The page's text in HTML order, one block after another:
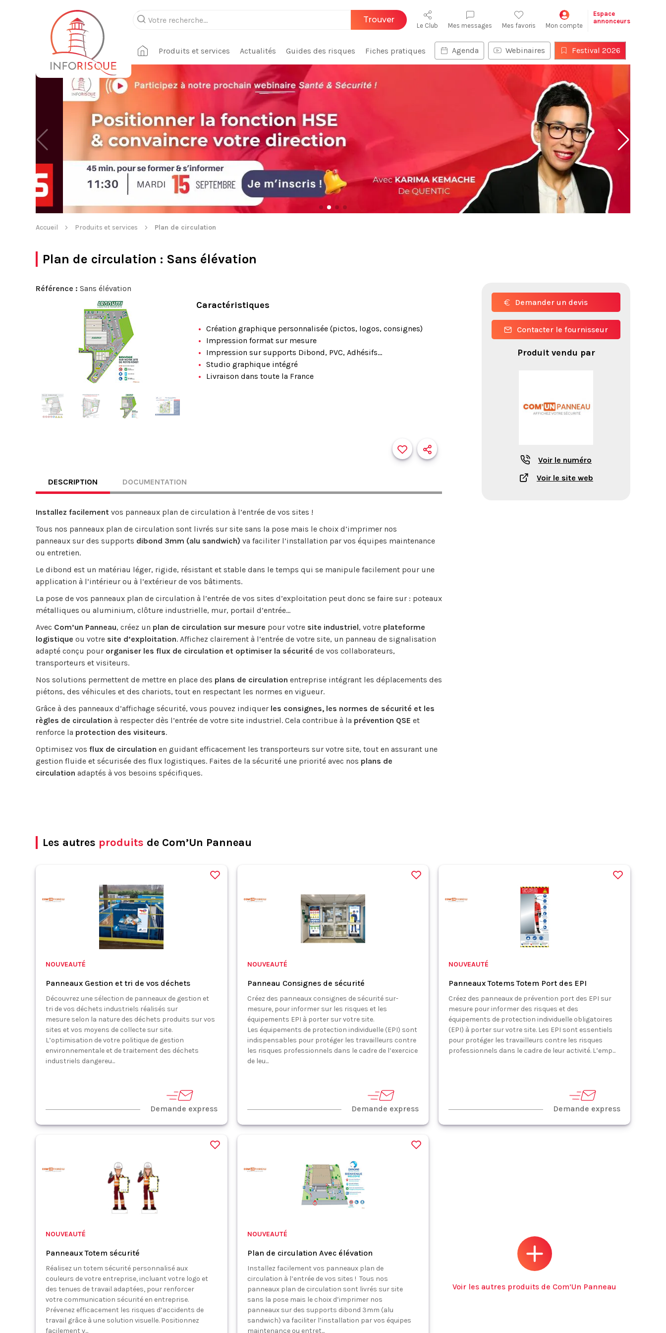
Trouver
Le Club Mes messages Mes favoris Mon compte
Espace
annonceurs
Produits et services Actualités Guides des risques Fiches pratiques Agenda Webinaires Festival 2026
Accueil Produits et services Plan de circulation
Plan de circulation : Sans élévation
Référence : Sans élévation
Caractéristiques
Création graphique personnalisée (pictos, logos, consignes)
Impression format sur mesure
Impression sur supports Dibond, PVC, Adhésifs...
Studio graphique intégré
Livraison dans toute la France
DESCRIPTION DOCUMENTATION
Installez facilement vos panneaux plan de circulation à l’entrée de vos sites !
Tous nos panneaux plan de circulation sont livrés sur site sans la pose mais le choix d’imprimer nos
panneaux sur des supports dibond 3mm (alu sandwich) va faciliter l’installation par vos équipes maintenance
ou entretien.
Le dibond est un matériau léger, rigide, résistant et stable dans le temps qui se manipule facilement pour une
application à l’intérieur ou à l’extérieur de vos bâtiments.
La pose de vos panneaux plan de circulation à l’entrée de vos sites d’exploitation peut donc se faire sur : poteaux
métalliques ou aluminium, clôture industrielle, mur, portail d’entrée…
Avec Com’un Panneau, créez un plan de circulation sur mesure pour votre site industriel, votre plateforme
logistique ou votre site d’exploitation. Affichez clairement à l’entrée de votre site, un panneau de signalisation
adapté conçu pour organiser les flux de circulation et optimiser la sécurité de vos collaborateurs,
transporteurs et visiteurs.
Nos solutions permettent de mettre en place des plans de circulation entreprise intégrant les déplacements des
piétons, des véhicules et des chariots, tout en respectant les normes en vigueur.
Grâce à des panneaux d’affichage sécurité, vous pouvez indiquer les consignes, les normes de sécurité et les
règles de circulation à respecter dès l’entrée de votre site industriel. Cela contribue à la prévention QSE et
renforce la protection des visiteurs.
Optimisez vos flux de circulation en guidant efficacement les transporteurs sur votre site, tout en assurant une
gestion fluide et sécurisée des flux logistiques. Faites de la sécurité une priorité avec nos plans de
circulation adaptés à vos besoins spécifiques.
Demander un devis
Contacter le fournisseur
Produit vendu par
Voir le numéro
Voir le site web
Les autres produits de Com’Un Panneau
NOUVEAUTÉ
Panneaux Gestion et tri de vos déchets
Découvrez une sélection de panneaux de gestion et
tri de vos déchets industriels réalisés sur
mesure selon la nature des déchets produits sur vos
sites et vos moyens de collecte sur site.
L’optimisation de votre politique de gestion
environnementale et de traitement des déchets
industriels dangereu...
Demande express
NOUVEAUTÉ
Panneau Consignes de sécurité
Créez des panneaux consignes de sécurité sur-
mesure, pour informer sur les risques et les
équipements EPI à porter sur votre site.
Les équipements de protection individuelle (EPI) sont
indispensables pour protéger les travailleurs contre
les risques professionnels dans le cadre de l’exercice
de leu...
Demande express
NOUVEAUTÉ
Panneaux Totems Totem Port des EPI
Créez des panneaux de prévention port des EPI sur
mesure pour informer des risques et des
équipements de protection individuelle obligatoires
(EPI) à porter sur votre site. Les EPI sont essentiels
pour protéger les travailleurs contre les risques
professionnels dans le cadre de leur activité. L’emp...
Demande express
NOUVEAUTÉ
Panneaux Totem sécurité
Réalisez un totem sécurité personnalisé aux
couleurs de votre entreprise, incluant votre logo et
des tenues de travail adaptées, pour renforcer
votre communication sécurité en entreprise.
Prévenez efficacement les risques d’accidents de
travail grâce à une solution visuelle. Positionnez
facilement v...
NOUVEAUTÉ
Plan de circulation Avec élévation
Installez facilement vos panneaux plan de
circulation à l’entrée de vos sites ! Tous nos
panneaux plan de circulation sont livrés sur site
sans la pose mais le choix d’imprimer nos
panneaux sur des supports dibond 3mm (alu
sandwich) va faciliter l’installation par vos équipes
maintenance ou entret...
Voir les autres produits de Com’Un Panneau